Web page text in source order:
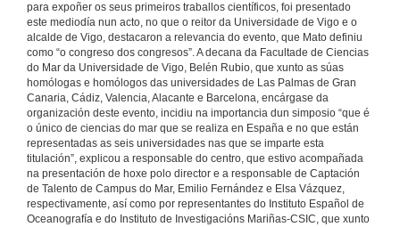
para expoñer os seus primeiros traballos científicos, foi presentado
este mediodía nun acto, no que o reitor da Universidade de Vigo e o
alcalde de Vigo, destacaron a relevancia do evento, que Mato definiu
como “o congreso dos congresos”. A decana da Facultade de Ciencias
do Mar da Universidade de Vigo, Belén Rubio, que xunto as súas
homólogas e homólogos das universidades de Las Palmas de Gran
Canaria, Cádiz, Valencia, Alacante e Barcelona, encárgase da
organización deste evento, incidiu na importancia dun simposio “que é
o único de ciencias do mar que se realiza en España e no que están
representadas as seis universidades nas que se imparte esta
titulación”, explicou a responsable do centro, que estivo acompañada
na presentación de hoxe polo director e a responsable de Captación
de Talento de Campus do Mar, Emilio Fernández e Elsa Vázquez,
respectivamente, así como por representantes do Instituto Español de
Oceanografía e do Instituto de Investigacións Mariñas-CSIC, que xunto
21 de xuño de 2018
Questions. Identification and characterization of essential habitats for three cephalopod species in the galician atlantic islands national park
21 de xuño de 2018
Genetics and morphometry to distinguish squid paralarvae in nw spain
21 de xuño de 2018
A temporal-spatial study on synghathid fishes from cíes archipelago (atlantic islands national park, nw spain